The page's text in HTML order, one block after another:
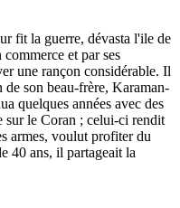
fit la guerre, dévasta l'ile de
et par ses
une rançon considérable. Il
son beau-frère, Karaman-
quelques années avec des
sur le Coran ; celui-ci rendit
armes, voulut profiter du
40 ans, il partageait la